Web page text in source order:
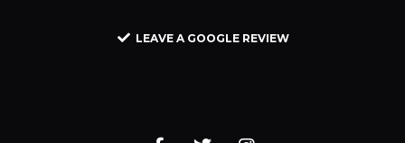
LEAVE A GOOGLE REVIEW